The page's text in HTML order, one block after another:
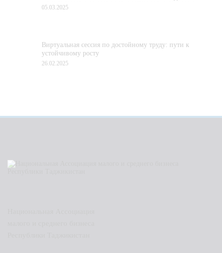
05.03.2025
Виртуальная сессия по достойному труду: пути к
устойчивому росту
26.02.2025